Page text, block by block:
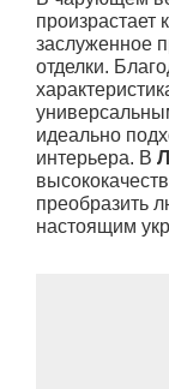
произрастает
заслуженное
отделки.
идеально
интерьера. В
преобразить
настоящим